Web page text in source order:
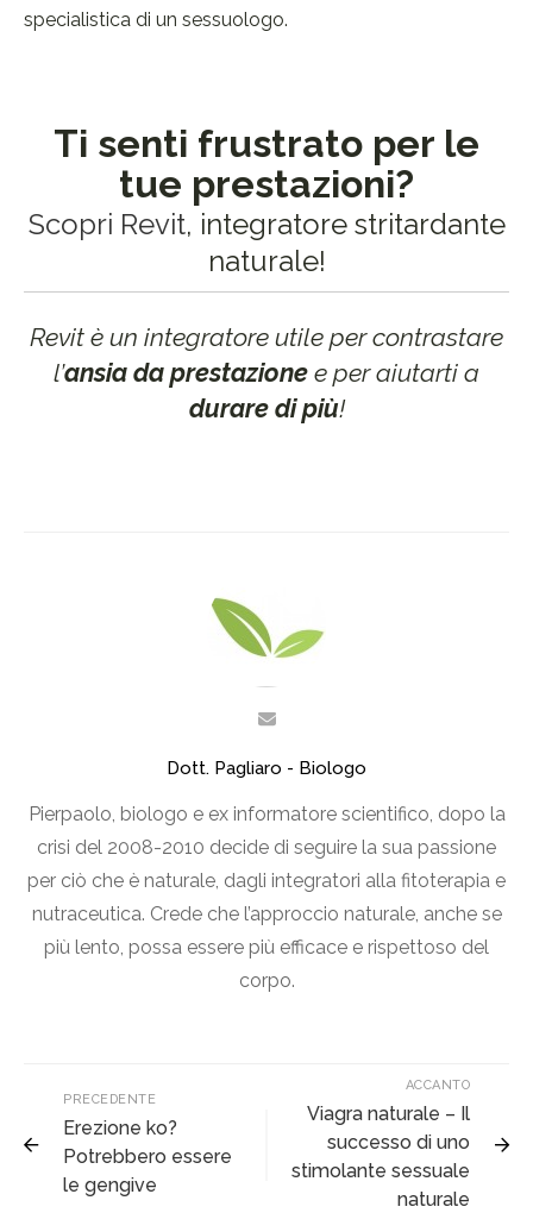
specialistica di un sessuologo.
Ti senti frustrato per le
tue prestazioni?
Scopri Revit, integratore stritardante
naturale!
Revit è un integratore utile per contrastare
l’ansia da prestazione e per aiutarti a
durare di più!
Dott. Pagliaro - Biologo
Pierpaolo, biologo e ex informatore scientifico, dopo la
crisi del 2008-2010 decide di seguire la sua passione
per ciò che è naturale, dagli integratori alla fitoterapia e
nutraceutica. Crede che l’approccio naturale, anche se
più lento, possa essere più efficace e rispettoso del
corpo.
PRECEDENTE
Erezione ko?
Potrebbero essere
le gengive
ACCANTO
Viagra naturale – Il
successo di uno
stimolante sessuale
naturale